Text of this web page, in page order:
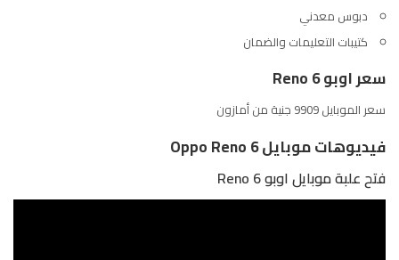
دبوس معدني
كتيبات التعليمات والضمان
سعر اوبو Reno 6
سعر الموبايل 9909 جنية من أمازون
فيديوهات موبايل Oppo Reno 6
فتح علبة موبايل اوبو Reno 6